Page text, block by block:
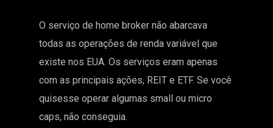
O serviço de home broker não abarcava
todas as operações de renda variável que
existe nos EUA. Os serviços eram apenas
com as principais ações, REIT e ETF. Se você
quisesse operar algumas small ou micro
caps, não conseguia.